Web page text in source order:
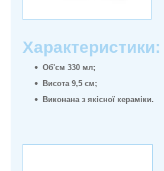
Характеристики:
Об'єм 330 мл;
Висота 9,5 см;
Виконана з якісної кераміки.